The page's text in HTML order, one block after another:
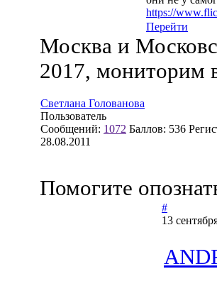
https://
Перейти
Москва и
2017, мониторим
Светлана Голованова
Пользователь
Сообщений: 1072 Баллов: 536
28.08.2011
Помогите
#
13